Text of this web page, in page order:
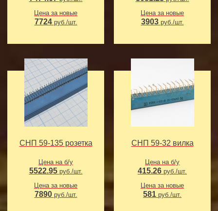
Цена за новые
7724 руб./шт.
Цена за новые
3903 руб./шт.
СНП 59-135 розетка
Цена на б/у
5522.95 руб./шт.
Цена за новые
7890 руб./шт.
СНП 59-32 вилка
Цена на б/у
415.26 руб./шт.
Цена за новые
581 руб./шт.